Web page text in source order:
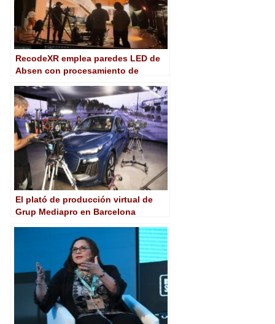
RecodeXR emplea paredes LED de
Absen con procesamiento de
producción virtual de Manchester
El plató de producción virtual de
Grup Mediapro en Barcelona